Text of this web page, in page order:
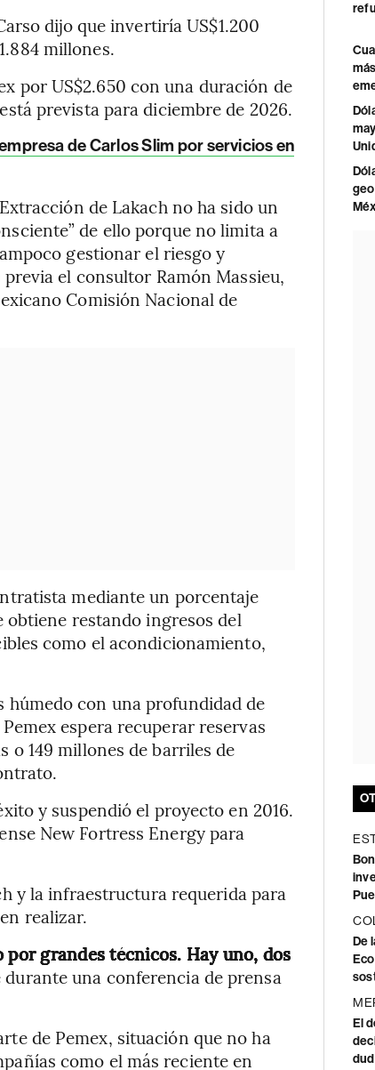
dijo que invertiría US$1.200
millones.
por US$2.650 con una duración de
prevista para diciembre de 2026.
de Carlos Slim por servicios en
de Lakach no ha sido un
de ello porque no limita a
gestionar el riesgo y
el consultor Ramón Massieu,
Comisión Nacional de
mediante un porcentaje
obtiene restando ingresos del
como el acondicionamiento,
húmedo con una profundidad de
espera recuperar reservas
o 149 millones de barriles de
y suspendió el proyecto en 2016.
New Fortress Energy para
y la infraestructura requerida para
realizar.
grandes técnicos. Hay uno, dos
durante una conferencia de prensa
de Pemex, situación que no ha
como el más reciente en
De
El